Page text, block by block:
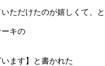
ただけたのが嬉しくて、
キの
ます】と書かれた